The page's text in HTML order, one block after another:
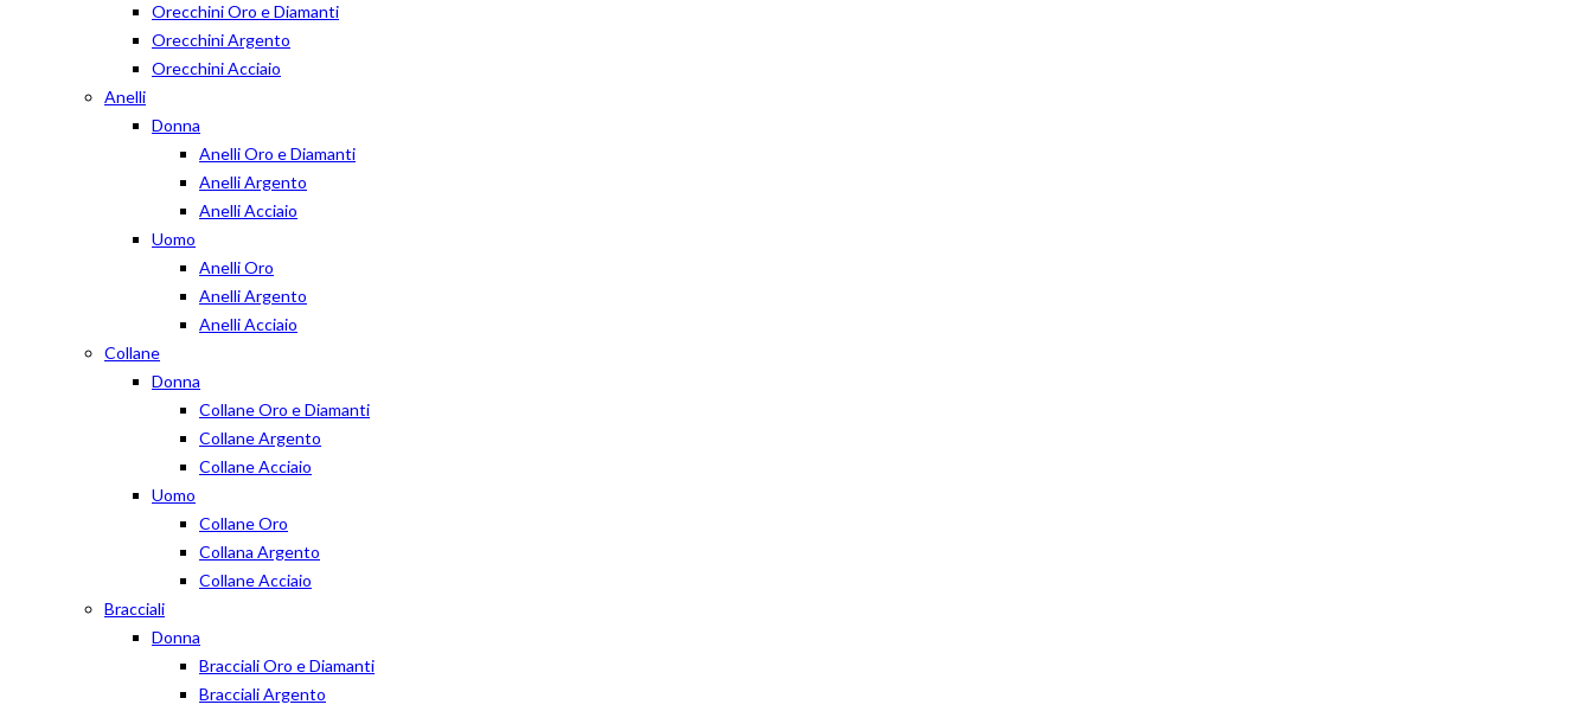
Orecchini Oro e Diamanti
Orecchini Argento
Orecchini Acciaio
Anelli
Donna
Anelli Oro e Diamanti
Anelli Argento
Anelli Acciaio
Uomo
Anelli Oro
Anelli Argento
Anelli Acciaio
Collane
Donna
Collane Oro e Diamanti
Collane Argento
Collane Acciaio
Uomo
Collane Oro
Collana Argento
Collane Acciaio
Bracciali
Donna
Bracciali Oro e Diamanti
Bracciali Argento